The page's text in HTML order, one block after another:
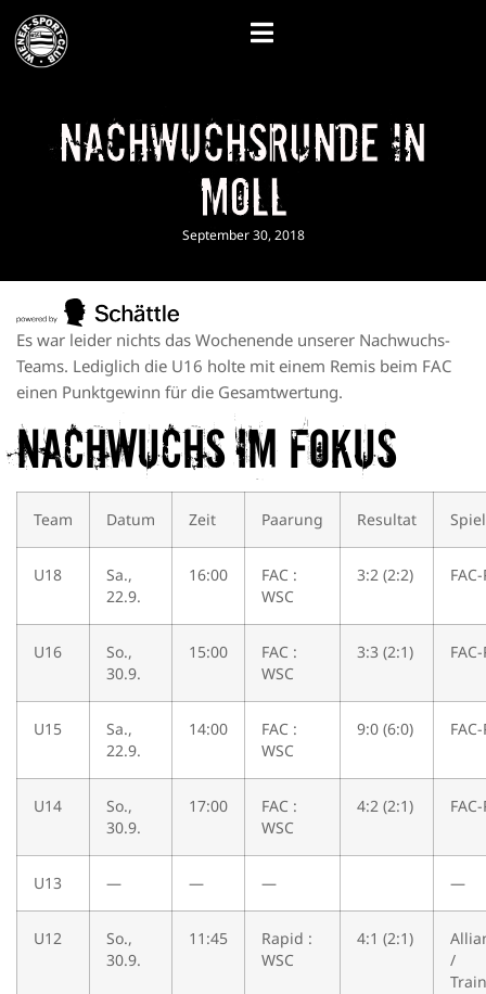
Nachwuchsrunde in
Moll
September 30, 2018
Es war leider nichts das Wochenende unserer Nachwuchs-
Teams. Lediglich die U16 holte mit einem Remis beim FAC
einen Punktgewinn für die Gesamtwertung.
Nachwuchs im Fokus
Team Datum Zeit Paarung Resultat
U18
Sa.,
22.9.
16:00
FAC :
WSC
3:2 (2:2)
U16
So.,
30.9.
15:00
FAC :
WSC
3:3 (2:1)
U15
Sa.,
22.9.
14:00
FAC :
WSC
9:0 (6:0)
U14
So.,
30.9.
17:00
FAC :
WSC
4:2 (2:1)
U13 — — — —
U12
So.,
30.9.
11:45
Rapid :
WSC
4:1 (2:1)
/